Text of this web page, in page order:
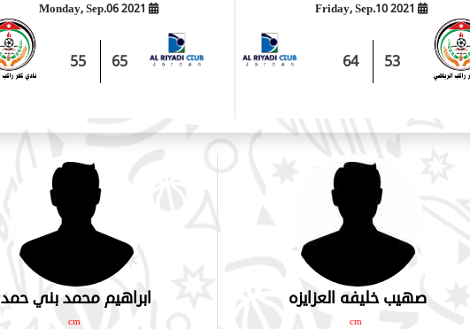
2021 Friday, Sep.10
53
64
2021 Monday, Sep.06
65
55
ابراهيم محمد بني حمد
cm
صهيب خليفه العزايزه
cm